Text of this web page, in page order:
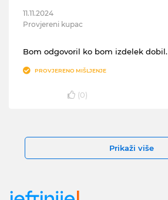
11.11.2024
Provjereni kupac
Bom odgovoril ko bom izdelek dobil.
PROVJERENO MIŠLJENJE
(0)
Prikaži više